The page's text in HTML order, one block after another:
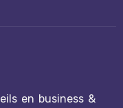
en business &